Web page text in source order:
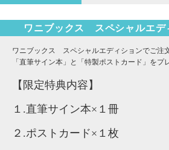
ワニブックス スペシャルエデ
ワニブックス スペシャルエディションでご注
「直筆サイン本」と「特製ポストカード」をプ
【限定特典内容】
１.直筆サイン本×１冊
２.ポストカード×１枚